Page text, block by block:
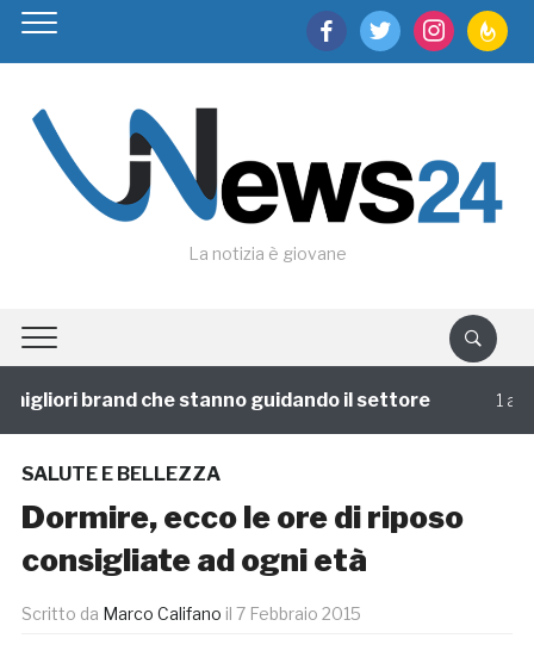
facebooktwitter instagram
La notizia è giovane
brand che stanno guidando il settore 1 annofa
SALUTE E BELLEZZA
Dormire, ecco le ore di riposo
consigliate ad ogni età
Scritto da Marco Califano il 7 Febbraio 2015